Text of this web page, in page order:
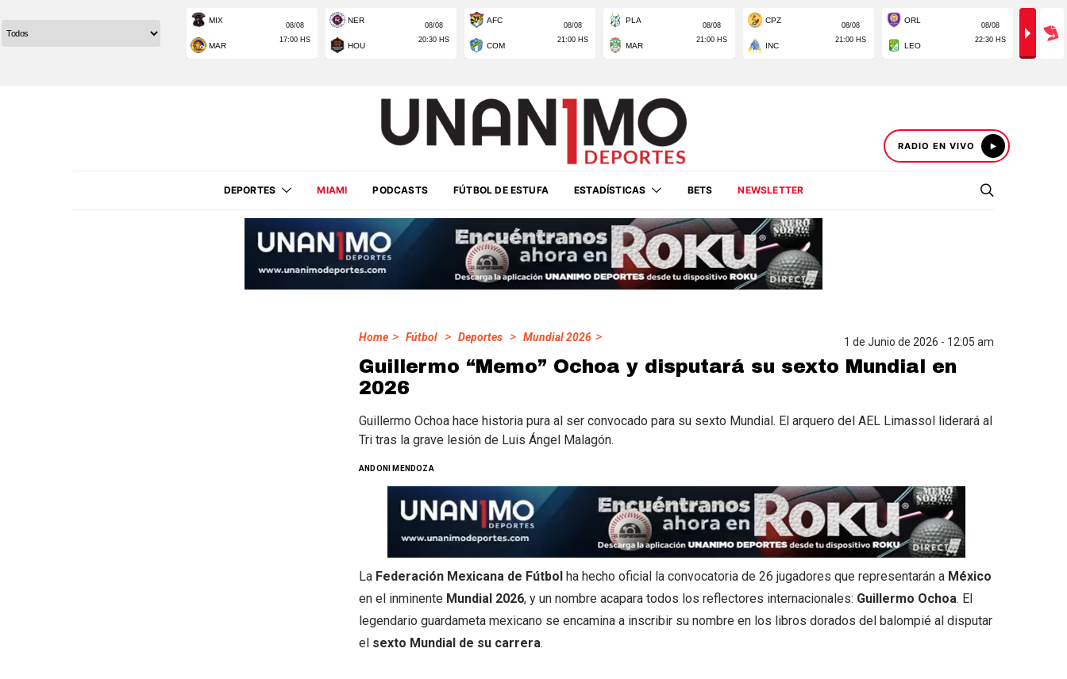
RADIO EN VIVO
DEPORTES MIAMI PODCASTS FÚTBOL DE ESTUFA ESTADÍSTICAS BETS NEWSLETTER
Home > Fútbol > Deportes > Mundial 2026 > 1 de Junio de 2026 - 12:05 am
Guillermo “Memo” Ochoa y disputará su sexto Mundial en
2026
Guillermo Ochoa hace historia pura al ser convocado para su sexto Mundial. El arquero del AEL Limassol liderará al
Tri tras la grave lesión de Luis Ángel Malagón.
ANDONI MENDOZA
La Federación Mexicana de Fútbol ha hecho oficial la convocatoria de 26 jugadores que representarán a México
en el inminente Mundial 2026, y un nombre acapara todos los reflectores internacionales: Guillermo Ochoa. El
legendario guardameta mexicano se encamina a inscribir su nombre en los libros dorados del balompié al disputar
el sexto Mundial de su carrera.